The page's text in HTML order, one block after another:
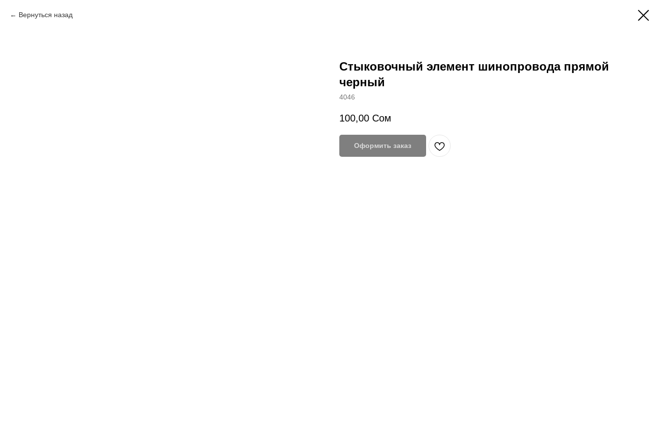
Вернуться назад
Стыковочный элемент шинопровода прямой
черный
4046
100,00 Сом
Оформить заказ